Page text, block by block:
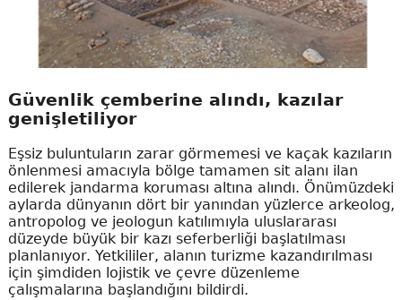
Güvenlik çemberine alındı, kazılar
genişletiliyor
Eşsiz buluntuların zarar görmemesi ve kaçak kazıların
önlenmesi amacıyla bölge tamamen sit alanı ilan
edilerek jandarma koruması altına alındı. Önümüzdeki
aylarda dünyanın dört bir yanından yüzlerce arkeolog,
antropolog ve jeologun katılımıyla uluslararası
düzeyde büyük bir kazı seferberliği başlatılması
planlanıyor. Yetkililer, alanın turizme kazandırılması
için şimdiden lojistik ve çevre düzenleme
çalışmalarına başlandığını bildirdi.